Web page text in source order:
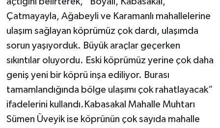
Çatmayayla, Ağabeyli ve Karamanlı mahallelerine
ulaşım sağlayan köprümüz çok dardı, ulaşımda
sorun yaşıyorduk. Büyük araçlar geçerken
sıkıntılar oluyordu. Eski köprümüz yerine çok daha
geniş yeni bir köprü inşa ediliyor. Burası
tamamlandığında bölge ulaşımı çok rahatlayacak”
ifadelerini kullandı.Kabasakal Mahalle Muhtarı
Sümen Üveyik ise köprünün çok sayıda mahalle